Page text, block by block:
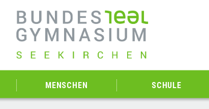
MENSCHEN SCHULE